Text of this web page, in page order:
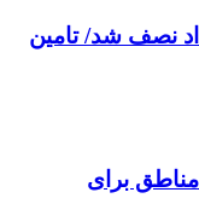
نصف شد/ تامین
برای